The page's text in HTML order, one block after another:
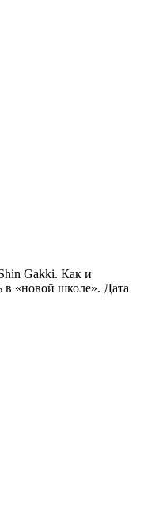
Gakki. Как и
в «новой школе». Дата